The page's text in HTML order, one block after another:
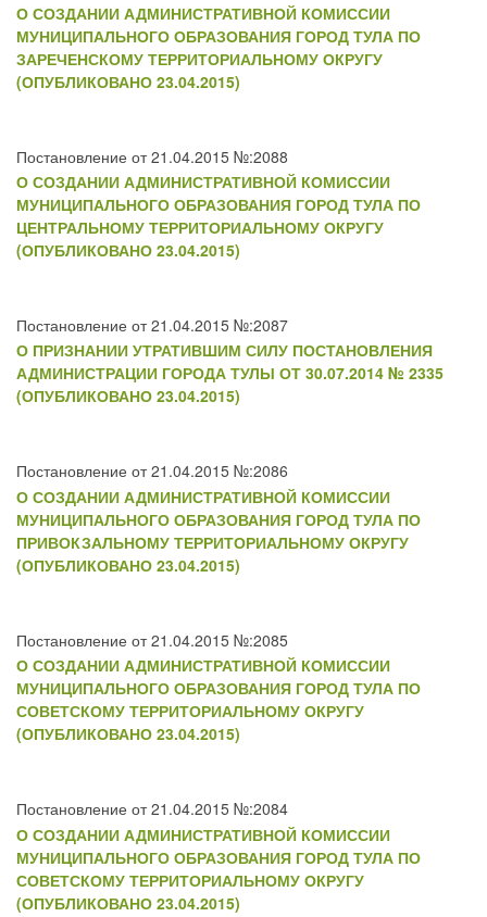
О СОЗДАНИИ АДМИНИСТРАТИВНОЙ КОМИССИИ
МУНИЦИПАЛЬНОГО ОБРАЗОВАНИЯ ГОРОД ТУЛА ПО
ЗАРЕЧЕНСКОМУ ТЕРРИТОРИАЛЬНОМУ ОКРУГУ
(ОПУБЛИКОВАНО 23.04.2015)
Постановление от 21.04.2015 №:2088
О СОЗДАНИИ АДМИНИСТРАТИВНОЙ КОМИССИИ
МУНИЦИПАЛЬНОГО ОБРАЗОВАНИЯ ГОРОД ТУЛА ПО
ЦЕНТРАЛЬНОМУ ТЕРРИТОРИАЛЬНОМУ ОКРУГУ
(ОПУБЛИКОВАНО 23.04.2015)
Постановление от 21.04.2015 №:2087
О ПРИЗНАНИИ УТРАТИВШИМ СИЛУ ПОСТАНОВЛЕНИЯ
АДМИНИСТРАЦИИ ГОРОДА ТУЛЫ ОТ 30.07.2014 № 2335
(ОПУБЛИКОВАНО 23.04.2015)
Постановление от 21.04.2015 №:2086
О СОЗДАНИИ АДМИНИСТРАТИВНОЙ КОМИССИИ
МУНИЦИПАЛЬНОГО ОБРАЗОВАНИЯ ГОРОД ТУЛА ПО
ПРИВОКЗАЛЬНОМУ ТЕРРИТОРИАЛЬНОМУ ОКРУГУ
(ОПУБЛИКОВАНО 23.04.2015)
Постановление от 21.04.2015 №:2085
О СОЗДАНИИ АДМИНИСТРАТИВНОЙ КОМИССИИ
МУНИЦИПАЛЬНОГО ОБРАЗОВАНИЯ ГОРОД ТУЛА ПО
СОВЕТСКОМУ ТЕРРИТОРИАЛЬНОМУ ОКРУГУ
(ОПУБЛИКОВАНО 23.04.2015)
Постановление от 21.04.2015 №:2084
О СОЗДАНИИ АДМИНИСТРАТИВНОЙ КОМИССИИ
МУНИЦИПАЛЬНОГО ОБРАЗОВАНИЯ ГОРОД ТУЛА ПО
СОВЕТСКОМУ ТЕРРИТОРИАЛЬНОМУ ОКРУГУ
(ОПУБЛИКОВАНО 23.04.2015)